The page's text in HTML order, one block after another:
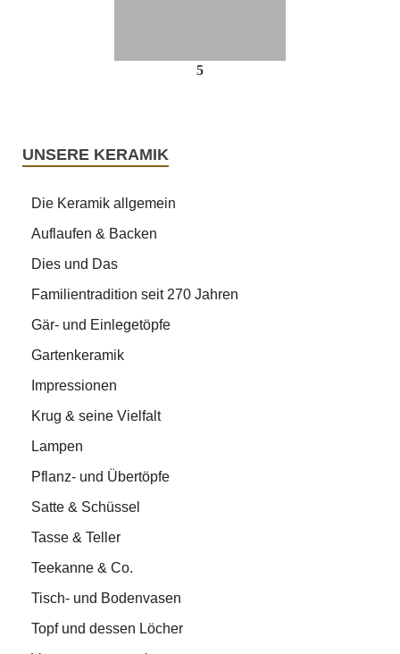
5
UNSERE KERAMIK
Die Keramik allgemein
Auflaufen & Backen
Dies und Das
Familientradition seit 270 Jahren
Gär- und Einlegetöpfe
Gartenkeramik
Impressionen
Krug & seine Vielfalt
Lampen
Pflanz- und Übertöpfe
Satte & Schüssel
Tasse & Teller
Teekanne & Co.
Tisch- und Bodenvasen
Topf und dessen Löcher